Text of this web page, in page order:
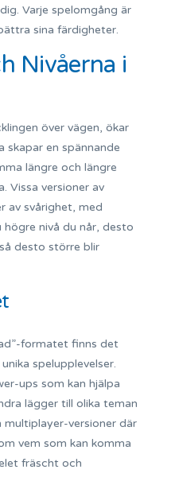
Varje spelomgång är
sina färdigheter.
Nivåerna i
över vägen, ökar
skapar en spännande
längre och längre
Vissa versioner av
av svårighet, med
högre nivå du når, desto
desto större blir
formatet finns det
spelupplevelser.
ups som kan hjälpa
lägger till olika teman
multiplayer-versioner där
vem som kan komma
fräscht och